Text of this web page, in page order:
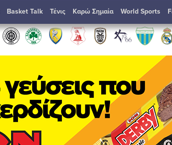
Basket Talk Τένις Καρώ Σημαία World Sports